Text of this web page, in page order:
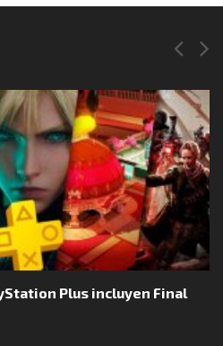
en Instagram
Plus incluyen Final